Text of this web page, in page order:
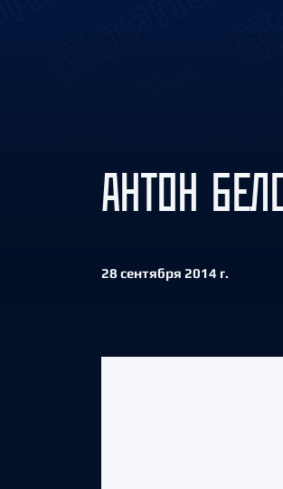
АНТОН
28 сентября 2014 г.